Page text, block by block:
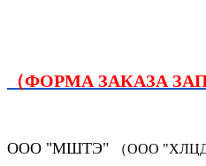
（ФОРМА ЗАКАЗА
ООО "МШТЭ" （ООО